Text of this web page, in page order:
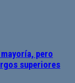
pero
superiores